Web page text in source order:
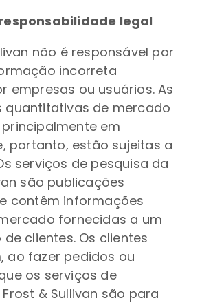
legal
não é responsável por
incorreta
empresas ou usuários. As
quantitativas de mercado
em
portanto, estão sujeitas a
serviços de pesquisa da
são publicações
contêm informações
fornecidas a um
clientes. Os clientes
ao fazer pedidos ou
os serviços de
& Sullivan são para